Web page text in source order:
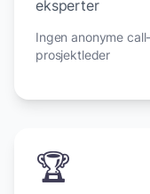
eksperter
Ingen anonyme
prosjektleder
🏆